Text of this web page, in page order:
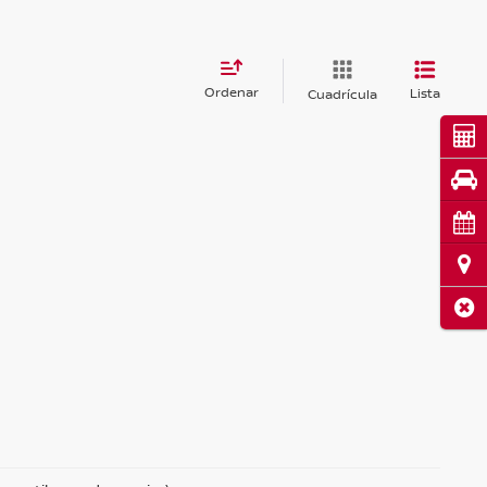
Ordenar Cuadrícula Lista